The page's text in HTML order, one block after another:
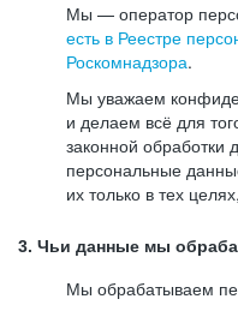
Мы — оператор
есть в Реестре
Роскомнадзора.
Мы уважаем
и делаем всё для
законной обработки
персональные
их только в тех
3. Чьи данные мы
Мы обрабатываем